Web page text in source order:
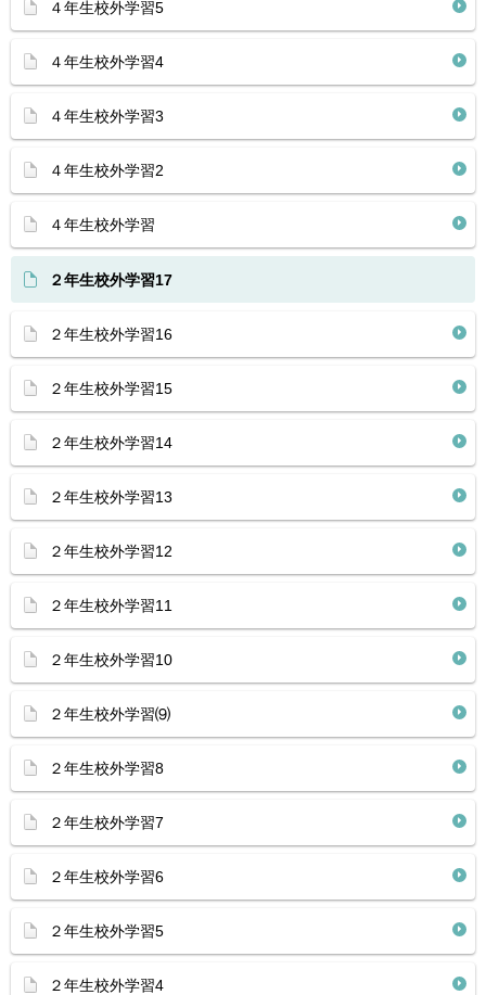
４年生校外学習5
４年生校外学習4
４年生校外学習3
４年生校外学習2
４年生校外学習
２年生校外学習17
２年生校外学習16
２年生校外学習15
２年生校外学習14
２年生校外学習13
２年生校外学習12
２年生校外学習11
２年生校外学習10
２年生校外学習⑼
２年生校外学習8
２年生校外学習7
２年生校外学習6
２年生校外学習5
２年生校外学習4